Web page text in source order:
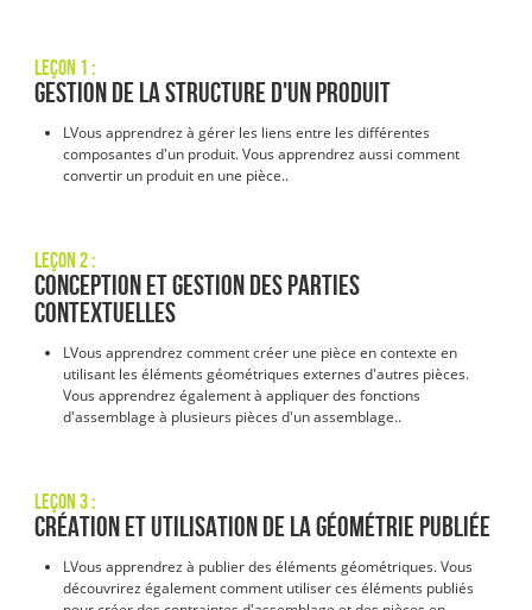
Leçon 1 :
Gestion de la structure d'un produit
LVous apprendrez à gérer les liens entre les différentes
composantes d'un produit. Vous apprendrez aussi comment
convertir un produit en une pièce..
Leçon 2 :
Conception et gestion des parties
contextuelles
LVous apprendrez comment créer une pièce en contexte en
utilisant les éléments géométriques externes d'autres pièces.
Vous apprendrez également à appliquer des fonctions
d'assemblage à plusieurs pièces d'un assemblage..
Leçon 3 :
Création et utilisation de la géométrie publiée
LVous apprendrez à publier des éléments géométriques. Vous
découvrirez également comment utiliser ces éléments publiés